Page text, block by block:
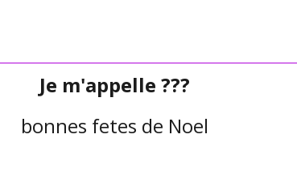
Je m'appelle ???
bonnes fetes de Noel